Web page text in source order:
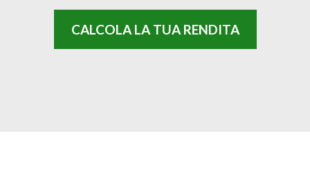
CALCOLA LA TUA RENDITA